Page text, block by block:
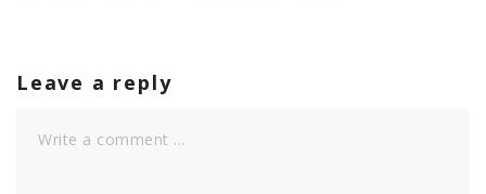
Leave a reply